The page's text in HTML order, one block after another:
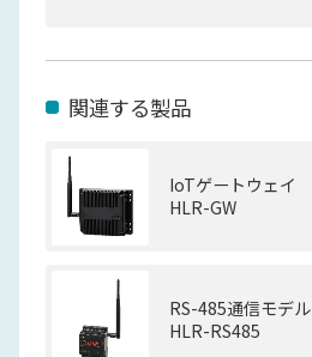
関連する製品
IoTゲートウェイ
HLR-GW
RS-485通信モデル
HLR-RS485